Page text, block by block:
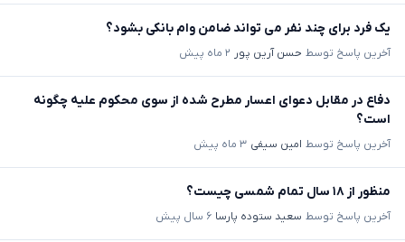
یک فرد برای چند نفر می تواند ضامن وام بانکی بشود؟
آخرین پاسخ توسط حسن آرین پور ۲ ماه پیش
دفاع در مقابل دعوای اعسار مطرح شده از سوی محکوم علیه چگونه
است؟
آخرین پاسخ توسط امین سیفی ۳ ماه پیش
منظور از ۱۸ سال تمام شمسی چیست؟
آخرین پاسخ توسط سعید ستوده پارسا ۶ سال پیش